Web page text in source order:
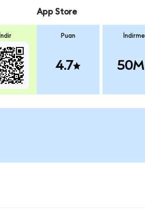
İndir
App Store
Puan
4.7
İndirme